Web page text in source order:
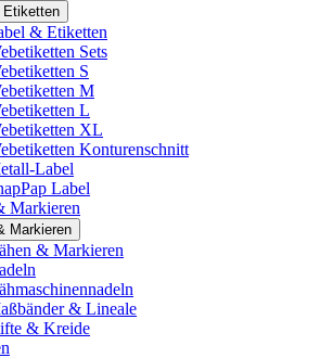
Etiketten
& Etiketten
Sets
S
M
L
XL
Konturenschnitt
Label
Label
Markieren
Markieren
& Markieren
& Lineale
& Kreide